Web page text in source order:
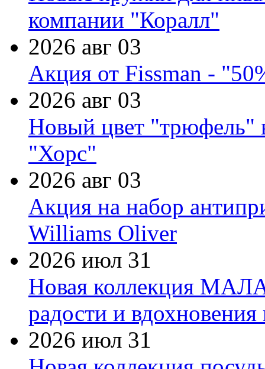
компании "Коралл"
2026 авг 03
Акция от Fissman -
2026 авг 03
Новый цвет "трюфель"
"Хорс"
2026 авг 03
Акция на набор
Williams Oliver
2026 июл 31
Новая коллекция
радости и
2026 июл 31